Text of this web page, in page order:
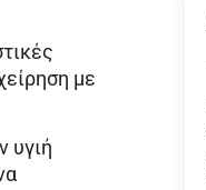
με
υγιή